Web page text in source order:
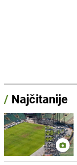
/ Najčitanije